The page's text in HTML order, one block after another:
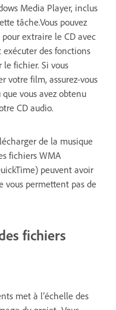
Media Player, inclus
tâche.Vous pouvez
extraire le CD avec
des fonctions
fichier. Si vous
votre film, assurez-vous
vous avez obtenu
CD audio.
de la musique
fichiers WMA
peuvent avoir
vous permettent pas de
fichiers
met à l’échelle des